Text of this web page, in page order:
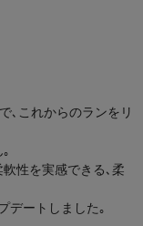
､これからのランをリ
性を実感できる､柔
デートしました｡